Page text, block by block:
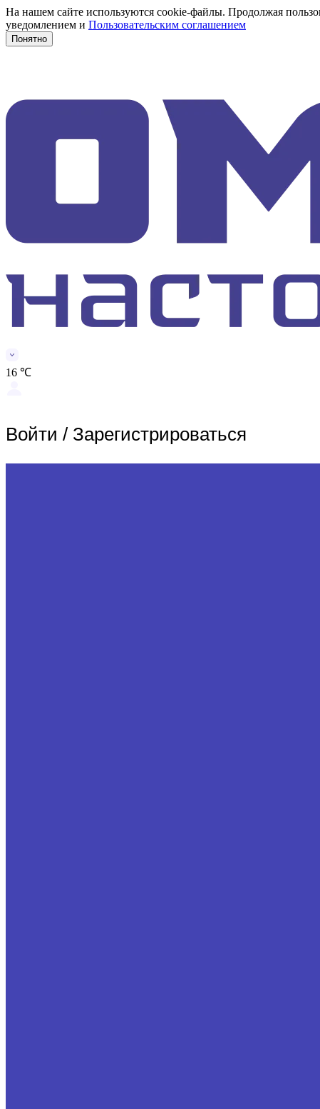
На нашем сайте используются cookie-файлы. Продолжая
уведомлением и Пользовательским соглашением
Понятно
16 ℃
Войти / Зарегистрироваться